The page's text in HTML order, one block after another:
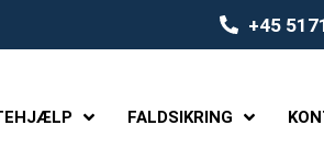
+45
FALDSIKRING